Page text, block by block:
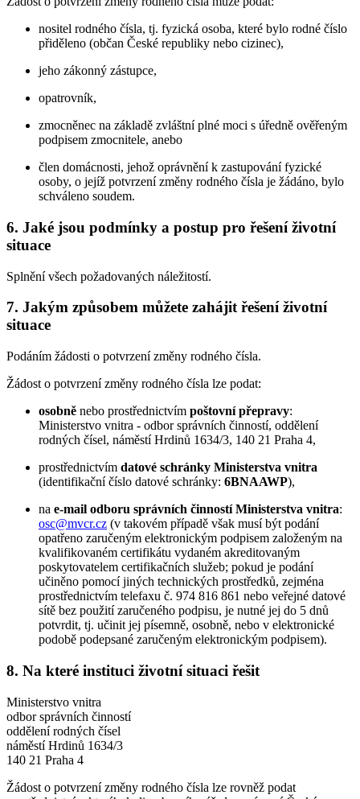
nositel rodného čísla, tj. fyzická osoba, které bylo rodné číslo
přiděleno (občan České republiky nebo cizinec),
jeho zákonný zástupce,
opatrovník,
zmocněnec na základě zvláštní plné moci s úředně ověřeným
podpisem zmocnitele, anebo
člen domácnosti, jehož oprávnění k zastupování fyzické
osoby, o jejíž potvrzení změny rodného čísla je žádáno, bylo
schváleno soudem.
6. Jaké jsou podmínky a postup pro řešení životní
situace
Splnění všech požadovaných náležitostí.
7. Jakým způsobem můžete zahájit řešení životní
situace
Podáním žádosti o potvrzení změny rodného čísla.
Žádost o potvrzení změny rodného čísla lze podat:
osobně nebo prostřednictvím poštovní přepravy:
Ministerstvo vnitra - odbor správních činností, oddělení
rodných čísel, náměstí Hrdinů 1634/3, 140 21 Praha 4,
prostřednictvím datové schránky Ministerstva vnitra
(identifikační číslo datové schránky: 6BNAAWP),
na e-mail odboru správních činností Ministerstva vnitra:
osc@mvcr.cz (v takovém případě však musí být podání
opatřeno zaručeným elektronickým podpisem založeným na
kvalifikovaném certifikátu vydaném akreditovaným
poskytovatelem certifikačních služeb; pokud je podání
učiněno pomocí jiných technických prostředků, zejména
prostřednictvím telefaxu č. 974 816 861 nebo veřejné datové
sítě bez použití zaručeného podpisu, je nutné jej do 5 dnů
potvrdit, tj. učinit jej písemně, osobně, nebo v elektronické
podobě podepsané zaručeným elektronickým podpisem).
8. Na které instituci životní situaci řešit
Ministerstvo vnitra
odbor správních činností
oddělení rodných čísel
náměstí Hrdinů 1634/3
140 21 Praha 4
Žádost o potvrzení změny rodného čísla lze rovněž podat